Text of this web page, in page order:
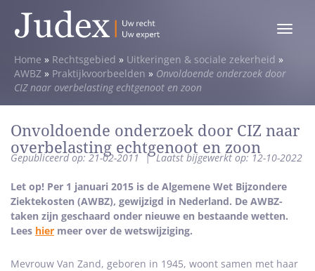
Toggle
Home » Rechtsgebied » Uitkeringen & sociale zekerheid »
AWBZ » Praktijkvoorbeelden » Onvoldoende onderzoek door
CIZ naar overbelasting echtgenoot en zoon
Onvoldoende onderzoek door CIZ naar
overbelasting echtgenoot en zoon
Gepubliceerd op: 21-02-2011|Laatst bijgewerkt op: 12-10-2022
Let op! Per 1 januari 2015 is de Algemene Wet Bijzondere
Ziektekosten (AWBZ), gewijzigd in Nederland. De AWBZ-
taken zijn geschaard onder nieuwe en bestaande wetten.
Lees hier meer over de wetswijziging.
Mevrouw Van Zand, geboren in 1945, woont samen met haar